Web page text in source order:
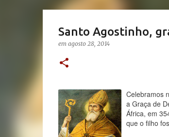
Santo Agostinho,
em agosto 28, 2014
Celebramos
a Graça de
África, em
que o filho